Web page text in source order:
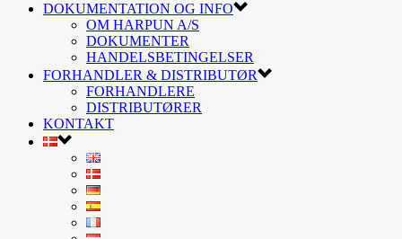
DOKUMENTATION OG INFO
OM HARPUN A/S
DOKUMENTER
HANDELSBETINGELSER
FORHANDLER & DISTRIBUTØR
FORHANDLERE
DISTRIBUTØRER
KONTAKT